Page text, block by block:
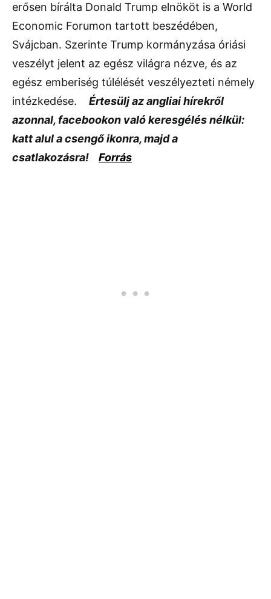
erősen bírálta Donald Trump elnököt is a World
Economic Forumon tartott beszédében,
Svájcban. Szerinte Trump kormányzása óriási
veszélyt jelent az egész világra nézve, és az
egész emberiség túlélését veszélyezteti némely
intézkedése. Értesülj az angliai hírekről
azonnal, facebookon való keresgélés nélkül:
katt alul a csengő ikonra, majd a
csatlakozásra! Forrás